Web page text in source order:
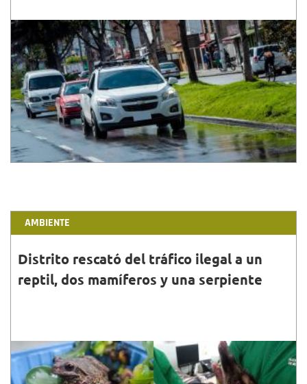
30•JUN•2023
El pico y placa para el servicio de transporte
especial incluye automóviles, camionetas o
camperos de cuatro pasajeros (sin incluir conductor).
AMBIENTE
Distrito rescató del tráfico ilegal a un
reptil, dos mamíferos y una serpiente
30•JUN•2023
Los animales fueron recuperados por las